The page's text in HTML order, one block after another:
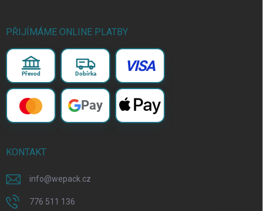
PŘIJÍMÁME ONLINE PLATBY
Převod Dobírka VISA
Pay
KONTAKT
info@wepack.cz
776 511 136